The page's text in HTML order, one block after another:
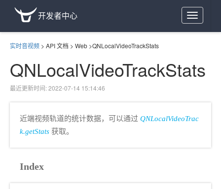
Toggle
navigation
开发者中心
实时音视频 > API 文档 > Web >QNLocalVideoTrackStats
QNLocalVideoTrackStats
最近更新时间: 2022-07-14 15:14:46
近端视频轨道的统计数据，可以通过 QNLocalVideoTrac
k.getStats 获取。
Index